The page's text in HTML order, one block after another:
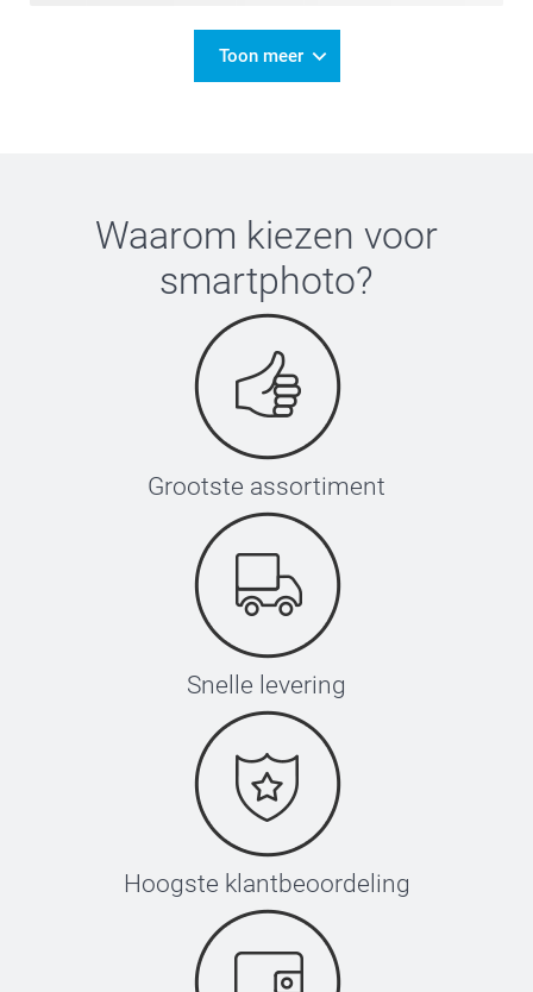
Toon meer
Waarom kiezen voor
smartphoto?
Grootste assortiment
Snelle levering
Hoogste klantbeoordeling